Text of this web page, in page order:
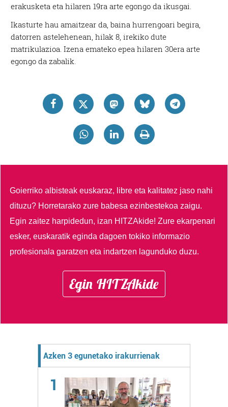
erakusketa eta hilaren 19ra arte egongo da ikusgai.
Ikasturte hau amaitzear da, baina hurrengoari begira,
datorren astelehenean, hilak 8, irekiko dute
matrikulazioa. Izena emateko epea hilaren 30era arte
egongo da zabalik.
Goierriko albisteak euskaraz, libre eta kalitatez jaso nahi
dituzu? Horretarako zure babesa ezinbestekoa zaigu.
Egin zaitez harpidedun, izan HITZAkide!Zure ekarpenari
esker, euskaratik eginda dagoen tokiko informazio
profesionala garatzen eta indartzen lagunduko duzu.
Egin HITZAkide
Azken 3 egunetako irakurrienak
1